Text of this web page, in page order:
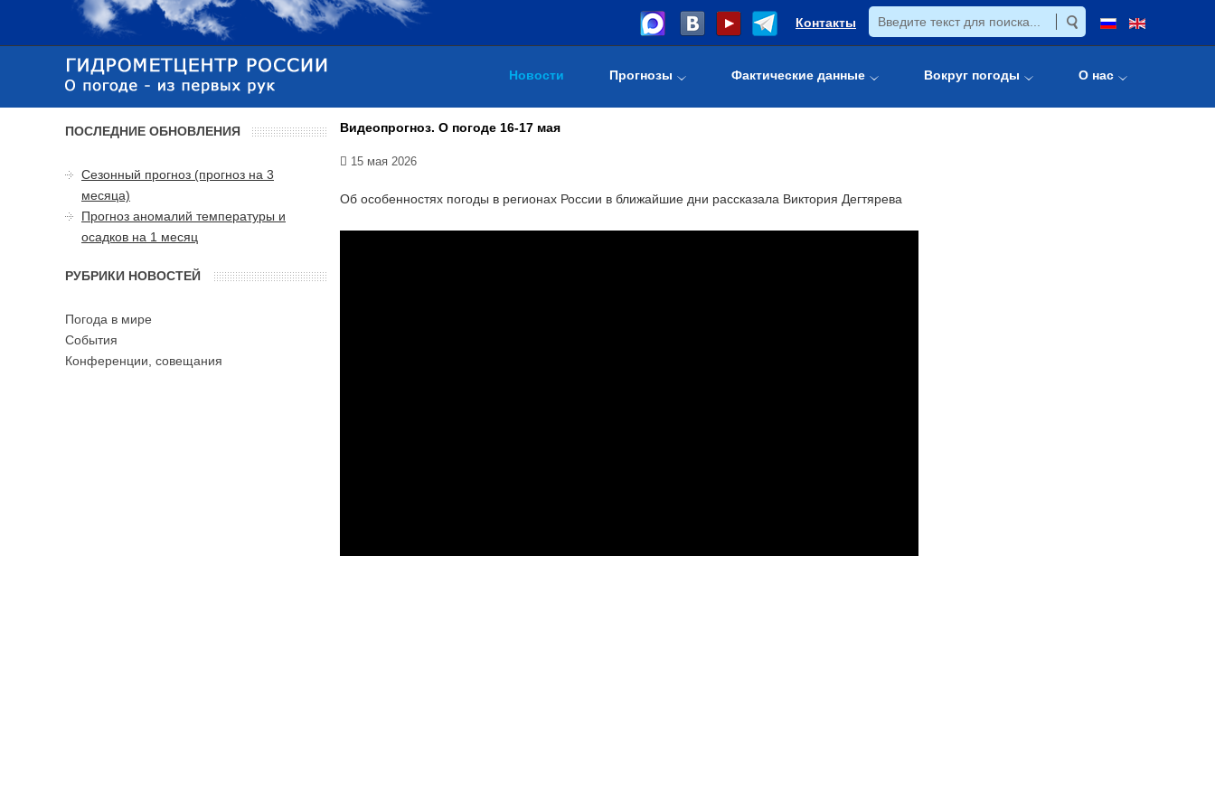
Контакты
Новости Прогнозы Фактические данные Вокруг погоды О нас
Видеопрогноз. О погоде 16-17 мая
15 мая 2026
Об особенностях погоды в регионах России в ближайшие дни рассказала Виктория Дегтярева
ПОСЛЕДНИЕ ОБНОВЛЕНИЯ
Сезонный прогноз (прогноз на 3
месяца)
Прогноз аномалий температуры и
осадков на 1 месяц
РУБРИКИ НОВОСТЕЙ
Погода в мире
События
Конференции, совещания